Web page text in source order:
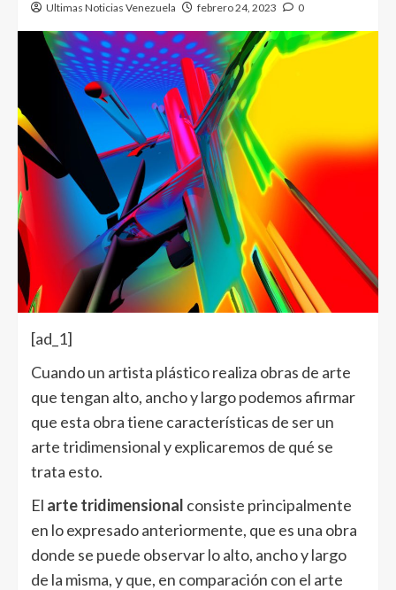
Ultimas Noticias Venezuela febrero 24, 2023 0
[ad_1]
Cuando un artista plástico realiza obras de arte
que tengan alto, ancho y largo podemos afirmar
que esta obra tiene características de ser un
arte tridimensional y explicaremos de qué se
trata esto.
El arte tridimensional consiste principalmente
en lo expresado anteriormente, que es una obra
donde se puede observar lo alto, ancho y largo
de la misma, y que, en comparación con el arte